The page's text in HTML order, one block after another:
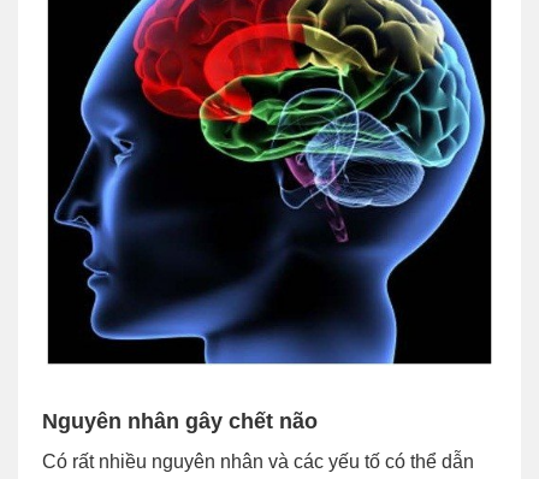
Nguyên nhân gây chết não
Có rất nhiều nguyên nhân và các yếu tố có thể dẫn